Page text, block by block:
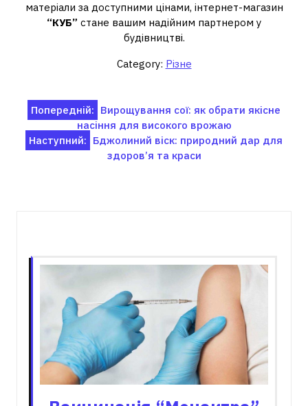
матеріали за доступними цінами, інтернет-магазин
“КУБ” стане вашим надійним партнером у
будівництві.
Category: Різне
Навігація
записів
Попередній: Вирощування сої: як обрати якісне
насіння для високого врожаю
Наступний: Бджолиний віск: природний дар для
здоров’я та краси